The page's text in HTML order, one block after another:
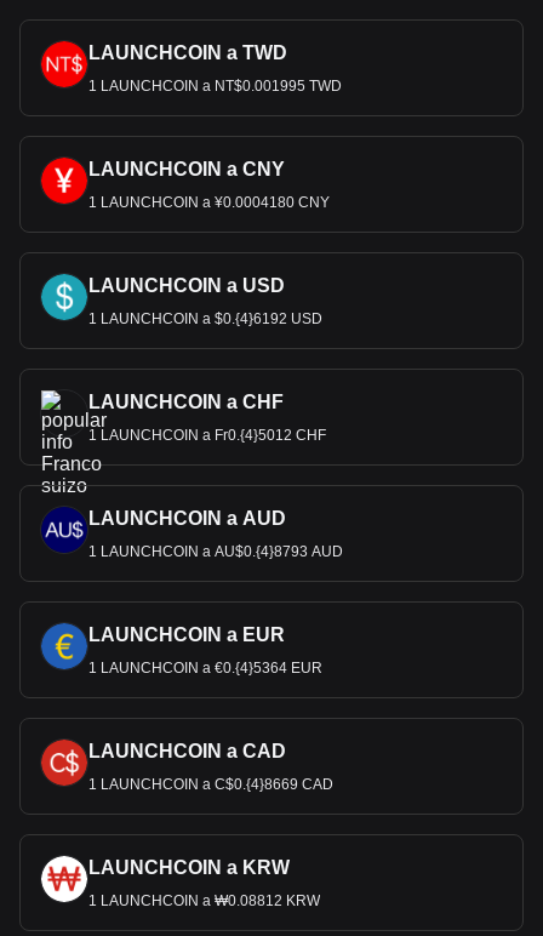
LAUNCHCOIN a TWD
1 LAUNCHCOIN a NT$0.001995 TWD
LAUNCHCOIN a CNY
1 LAUNCHCOIN a ¥0.0004180 CNY
LAUNCHCOIN a USD
1 LAUNCHCOIN a $0.{4}6192 USD
LAUNCHCOIN a CHF
1 LAUNCHCOIN a Fr0.{4}5012 CHF
LAUNCHCOIN a AUD
1 LAUNCHCOIN a AU$0.{4}8793 AUD
LAUNCHCOIN a EUR
1 LAUNCHCOIN a €0.{4}5364 EUR
LAUNCHCOIN a CAD
1 LAUNCHCOIN a C$0.{4}8669 CAD
LAUNCHCOIN a KRW
1 LAUNCHCOIN a ₩0.08812 KRW